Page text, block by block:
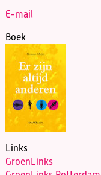
E-mail
Boek
Links
GroenLinks